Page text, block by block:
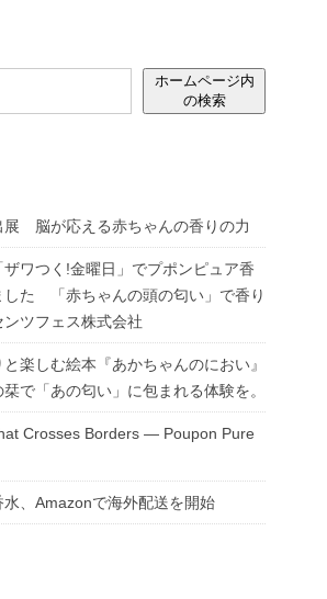
ホームページ内
の検索
展 脳が応える赤ちゃんの香りの力
ワつく!金曜日」でプポンピュア香
した 「赤ちゃんの頭の匂い」で香り
ツフェス株式会社
と楽しむ絵本『あかちゃんのにおい』
で「あの匂い」に包まれる体験を。
Crosses Borders — Poupon Pure
水、Amazonで海外配送を開始